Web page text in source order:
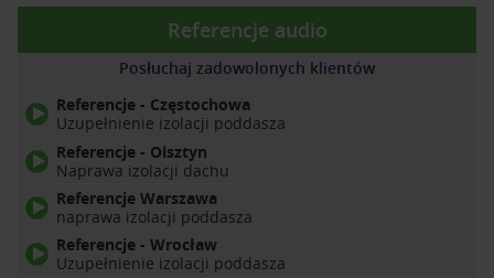
Referencje audio
Posłuchaj zadowolonych klientów
Referencje - Częstochowa
Uzupełnienie izolacji poddasza
Referencje - Olsztyn
Naprawa izolacji dachu
Referencje Warszawa
naprawa izolacji poddasza
Referencje - Wrocław
Uzupełnienie izolacji poddasza